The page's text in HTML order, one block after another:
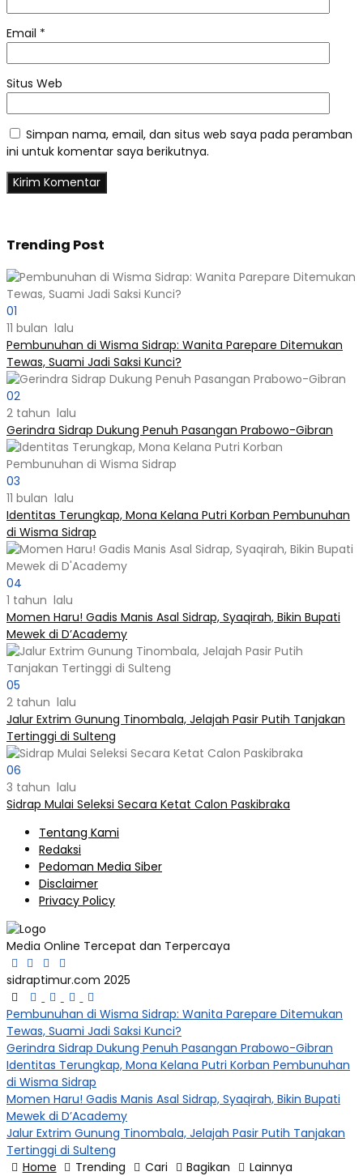
Email *
Situs Web
Simpan nama, email, dan situs web saya pada peramban
ini untuk komentar saya berikutnya.
Trending Post
01
11 bulan lalu
Pembunuhan di Wisma Sidrap: Wanita Parepare Ditemukan
Tewas, Suami Jadi Saksi Kunci?
02
2 tahun lalu
Gerindra Sidrap Dukung Penuh Pasangan Prabowo-Gibran
03
11 bulan lalu
Identitas Terungkap, Mona Kelana Putri Korban Pembunuhan
di Wisma Sidrap
04
1 tahun lalu
Momen Haru! Gadis Manis Asal Sidrap, Syaqirah, Bikin Bupati
Mewek di D’Academy​
05
2 tahun lalu
Jalur Extrim Gunung Tinombala, Jelajah Pasir Putih Tanjakan
Tertinggi di Sulteng
06
3 tahun lalu
Sidrap Mulai Seleksi Secara Ketat Calon Paskibraka
Tentang Kami
Redaksi
Pedoman Media Siber
Disclaimer
Privacy Policy
Media Online Tercepat dan Terpercaya
sidraptimur.com 2025
Pembunuhan di Wisma Sidrap: Wanita Parepare Ditemukan
Tewas, Suami Jadi Saksi Kunci?
Gerindra Sidrap Dukung Penuh Pasangan Prabowo-Gibran
Identitas Terungkap, Mona Kelana Putri Korban Pembunuhan
di Wisma Sidrap
Momen Haru! Gadis Manis Asal Sidrap, Syaqirah, Bikin Bupati
Mewek di D’Academy​
Jalur Extrim Gunung Tinombala, Jelajah Pasir Putih Tanjakan
Tertinggi di Sulteng
Home
Trending Cari Bagikan Lainnya